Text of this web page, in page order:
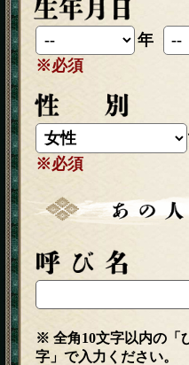
年
※必須
※必須
※ 全角10文字以内の「
字」で入力ください。